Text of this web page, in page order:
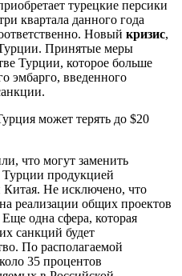
турецкие персики
квартала данного года
Новый кризис,
Принятые меры
Турции, которое больше
эмбарго, введенного
может терять до $20
что могут заменить
продукцией
Не исключено, что
реализации общих проектов
одна сфера, которая
санкций будет
По располагаемой
35 процентов